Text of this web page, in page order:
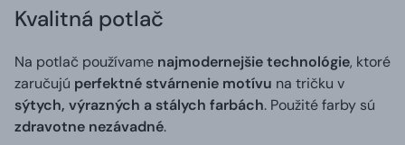
Kvalitná potlač
Na potlač používame najmodernejšie technológie, ktoré
zaručujú perfektné stvárnenie motívu na tričku v
sýtych, výrazných a stálych farbách. Použité farby sú
zdravotne nezávadné.